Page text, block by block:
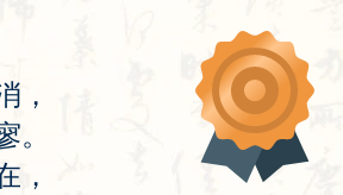
，
。
，